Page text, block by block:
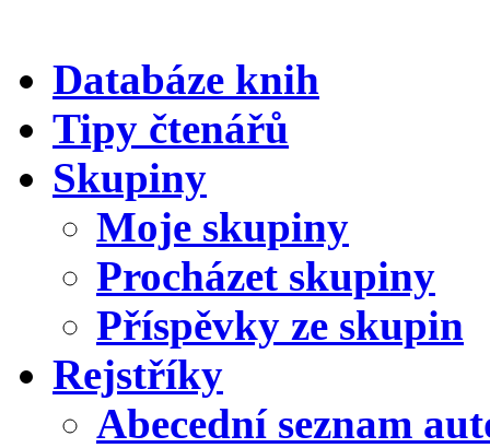
Databáze knih
Tipy čtenářů
Skupiny
Moje skupiny
Procházet skupiny
Příspěvky ze skupin
Rejstříky
Abecední seznam